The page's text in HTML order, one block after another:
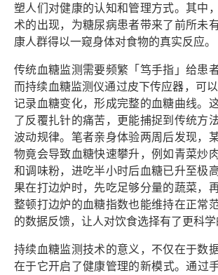
塑人们对健康的认知和管理方式。其中
术的出现，为糖尿病患者带来了前所未
康人群得以一窥身体对食物的真实反应。
传统血糖监测需要频繁「笃手指」给患
而持续血糖监测仪通过皮下传应器，可
记录血糖变化，形成完整的血糖曲线。
了反覆扎针的痛苦，更能捕捉到传统方
波动规律。笔者亲身体验两周后发现，
物竟会导致血糖快速攀升，例如青菜炒
和调味粉，进吃半小时后血糖已升至极
果在打边炉时，先吃足够分量的蔬菜，
整顿打边炉的血糖指数也能维持在正常
的数据反馈，让人对饮食选择有了更科学
持续血糖监测技术的意义，不仅在于数
在于它开启了健康管理的新模式。通过